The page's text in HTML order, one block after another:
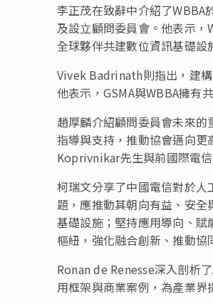
李正茂在致辭中介紹了WBBA
及設立顧問委員會。他表示
全球夥伴共建數位資訊基礎設
Vivek Badrinath則指出，建
他表示，GSMA與WBBA擁有
趙厚麟介紹顧問委員會未來
指導與支持，推動協會邁向
Koprivnikar先生與前國際電
柯瑞文分享了中國電信對於
題，應推動其朝向有益、安
基礎設施；堅持應用導向、
樞紐，強化融合創新、推動協
Ronan de Renesse深入剖析
用框架與商業案例，為產業界